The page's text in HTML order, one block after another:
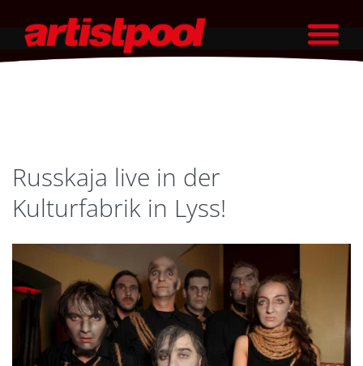
Russkaja live in der
Kulturfabrik in Lyss!